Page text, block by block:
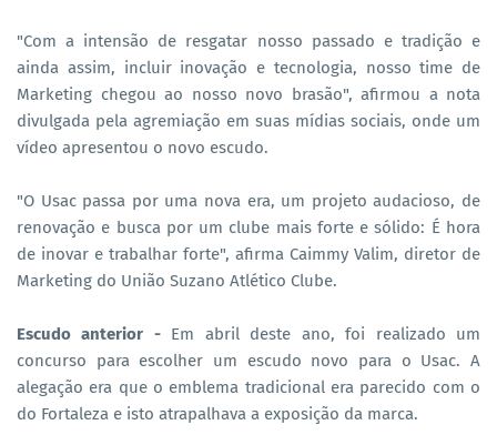
"Com a intensão de resgatar nosso passado e tradição e
ainda assim, incluir inovação e tecnologia, nosso time de
Marketing chegou ao nosso novo brasão", afirmou a nota
divulgada pela agremiação em suas mídias sociais, onde um
vídeo apresentou o novo escudo.
"O Usac passa por uma nova era, um projeto audacioso, de
renovação e busca por um clube mais forte e sólido: É hora
de inovar e trabalhar forte", afirma Caimmy Valim, diretor de
Marketing do União Suzano Atlético Clube.
Escudo anterior - Em abril deste ano, foi realizado um
concurso para escolher um escudo novo para o Usac. A
alegação era que o emblema tradicional era parecido com o
do Fortaleza e isto atrapalhava a exposição da marca.